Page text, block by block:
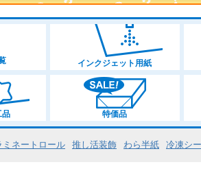
インクジェット用紙
品 特価品
ミネートロール 推し活装飾 わら半紙 冷凍シ